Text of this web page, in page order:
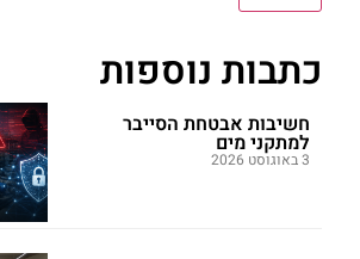
כתבות נוספות
חשיבות אבטחת הסייבר
למתקני מים
3 באוגוסט 2026